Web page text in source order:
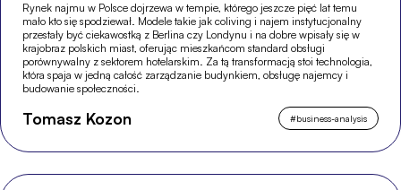
Rynek najmu w Polsce dojrzewa w tempie, którego jeszcze pięć lat temu
mało kto się spodziewał. Modele takie jak coliving i najem instytucjonalny
przestały być ciekawostką z Berlina czy Londynu i na dobre wpisały się w
krajobraz polskich miast, oferując mieszkańcom standard obsługi
porównywalny z sektorem hotelarskim. Za tą transformacją stoi technologia,
która spaja w jedną całość zarządzanie budynkiem, obsługę najemcy i
budowanie społeczności.
Tomasz Kozon #business-analysis